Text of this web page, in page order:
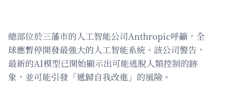
總部位於三藩市的人工智能公司Anthropic呼籲，全
球應暫停開發最強大的人工智能系統。該公司警告，
最新的AI模型已開始顯示出可能逃脫人類控制的跡
象，並可能引發「遞歸自我改進」的風險。